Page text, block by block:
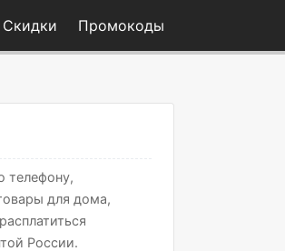
Скидки Промокоды
телефону,
для дома,
России.